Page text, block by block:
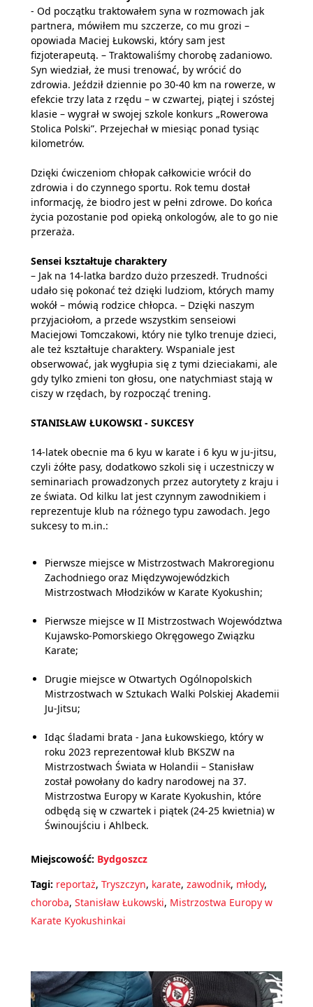
- Od początku traktowałem syna w rozmowach jak
partnera, mówiłem mu szczerze, co mu grozi –
opowiada Maciej Łukowski, który sam jest
fizjoterapeutą. – Traktowaliśmy chorobę zadaniowo.
Syn wiedział, że musi trenować, by wrócić do
zdrowia. Jeździł dziennie po 30-40 km na rowerze, w
efekcie trzy lata z rzędu – w czwartej, piątej i szóstej
klasie – wygrał w swojej szkole konkurs „Rowerowa
Stolica Polski”. Przejechał w miesiąc ponad tysiąc
kilometrów.
Dzięki ćwiczeniom chłopak całkowicie wrócił do
zdrowia i do czynnego sportu. Rok temu dostał
informację, że biodro jest w pełni zdrowe. Do końca
życia pozostanie pod opieką onkologów, ale to go nie
przeraża.
Sensei kształtuje charaktery
– Jak na 14-latka bardzo dużo przeszedł. Trudności
udało się pokonać też dzięki ludziom, których mamy
wokół – mówią rodzice chłopca. – Dzięki naszym
przyjaciołom, a przede wszystkim senseiowi
Maciejowi Tomczakowi, który nie tylko trenuje dzieci,
ale też kształtuje charaktery. Wspaniale jest
obserwować, jak wygłupia się z tymi dzieciakami, ale
gdy tylko zmieni ton głosu, one natychmiast stają w
ciszy w rzędach, by rozpocząć trening.
STANISŁAW ŁUKOWSKI - SUKCESY
14-latek obecnie ma 6 kyu w karate i 6 kyu w ju-jitsu,
czyli żółte pasy, dodatkowo szkoli się i uczestniczy w
seminariach prowadzonych przez autorytety z kraju i
ze świata. Od kilku lat jest czynnym zawodnikiem i
reprezentuje klub na różnego typu zawodach. Jego
sukcesy to m.in.:
Pierwsze miejsce w Mistrzostwach Makroregionu
Zachodniego oraz Międzywojewódzkich
Mistrzostwach Młodzików w Karate Kyokushin;
Pierwsze miejsce w II Mistrzostwach Województwa
Kujawsko-Pomorskiego Okręgowego Związku
Karate;
Drugie miejsce w Otwartych Ogólnopolskich
Mistrzostwach w Sztukach Walki Polskiej Akademii
Ju-Jitsu;
Idąc śladami brata - Jana Łukowskiego, który w
roku 2023 reprezentował klub BKSZW na
Mistrzostwach Świata w Holandii – Stanisław
został powołany do kadry narodowej na 37.
Mistrzostwa Europy w Karate Kyokushin, które
odbędą się w czwartek i piątek (24-25 kwietnia) w
Świnoujściu i Ahlbeck.
Miejscowość: Bydgoszcz
Tagi: reportaż, Tryszczyn, karate, zawodnik, młody,
choroba, Stanisław Łukowski, Mistrzostwa Europy w
Karate Kyokushinkai